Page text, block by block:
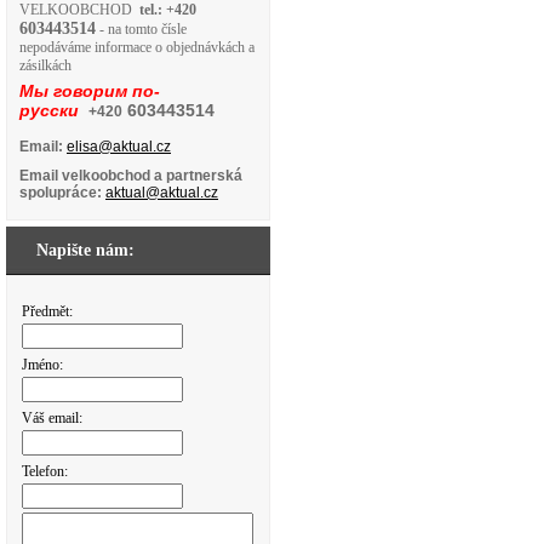
VELKOOBCHOD tel.: +420
603443514 - na tomto čísle
nepodáváme informace o objednávkách a
zásilkách
Мы говорим по-
русски +420 603443514
Email: elisa@aktual.cz
Email velkoobchod a partnerská
spolupráce: aktual@aktual.cz
Napište nám:
Předmět:
Jméno:
Váš email:
Telefon: